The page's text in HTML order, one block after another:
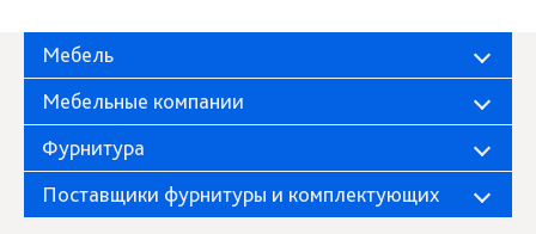
Мебель
Мебельные компании
Фурнитура
Поставщики фурнитуры и комплектующих